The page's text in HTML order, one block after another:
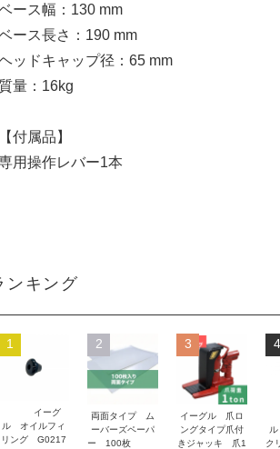
ース幅：130 mm
ース長さ：190 mm
ッドキャップ径：65 mm
質量：16kg
【付属品】
用操作レバー1本
ンキング
1
イーグ
ル オイルフィ
リング G0217
2
両面タイプ ム
ーバーズペーパ
ー 100枚
3
イーグル 爪ロ
ングタイプ爪付
きジャッキ 爪1
4
ク